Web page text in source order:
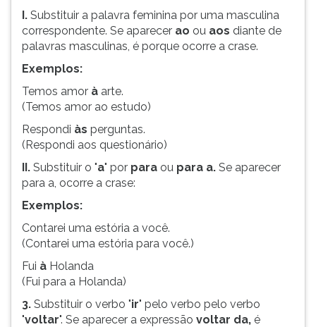
para
continuar
pressione
(primeira
tecla
direita
Para
menu
principal
pressione
tecla
I. Substituir a palavra feminina por uma masculina
correspondente. Se aparecer ao ou aos diante de
palavras masculinas, é porque ocorre a crase.
Exemplos:
Temos amor à arte.
(Temos amor ao estudo)
Respondi às perguntas.
(Respondi aos questionário)
II. Substituir o "a" por para ou para a. Se aparecer
para a, ocorre a crase:
Exemplos:
Contarei uma estória a você.
(Contarei uma estória para você.)
Fui à Holanda
(Fui para a Holanda)
3. Substituir o verbo "ir" pelo verbo pelo verbo
"voltar". Se aparecer a expressão voltar da, é